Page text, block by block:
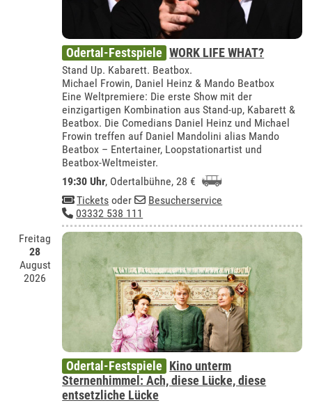
Odertal-Festspiele WORK LIFE WHAT?
Stand Up. Kabarett. Beatbox.
Michael Frowin, Daniel Heinz & Mando Beatbox
Eine Weltpremiere: Die erste Show mit der
einzigartigen Kombination aus Stand-up, Kabarett &
Beatbox. Die Comedians Daniel Heinz und Michael
Frowin treffen auf Daniel Mandolini alias Mando
Beatbox – Entertainer, Loopstationartist und
Beatbox-Weltmeister.
19:30 Uhr, Odertalbühne, 28 €
Tickets oder
Besucherservice
03332 538 111
Freitag
28
August
2026
Odertal-Festspiele Kino unterm
Sternenhimmel: Ach, diese Lücke, diese
entsetzliche Lücke